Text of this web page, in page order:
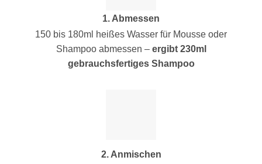
1. Abmessen
150 bis 180ml heißes Wasser für Mousse oder
Shampoo abmessen – ergibt 230ml
gebrauchsfertiges Shampoo
2. Anmischen